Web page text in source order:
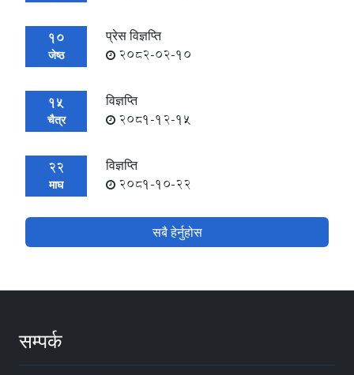
10
जेष्ठ
प्रेस विज्ञप्ति
2082-02-10
15
चैत्र
विज्ञप्ति
2081-12-15
22
माघ
विज्ञप्ति
2081-10-22
सबै हेर्नुहोस
सम्पर्क